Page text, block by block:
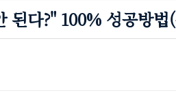
된다?" 100% 성공방